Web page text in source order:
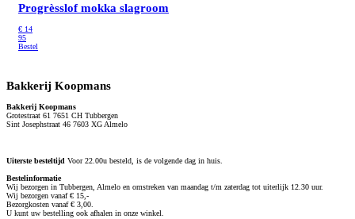
Progrèsslof mokka slagroom
€ 14
95
Bestel
Bakkerij Koopmans
Bakkerij Koopmans
Grotestraat 61 7651 CH Tubbergen
Sint Josephstraat 46 7603 XG Almelo
Uiterste besteltijd Voor 22.00u besteld, is de volgende dag in huis.
Bestelinformatie
Wij bezorgen in Tubbergen, Almelo en omstreken van maandag t/m zaterdag tot uiterlijk 12.30 uur.
Wij bezorgen vanaf € 15,-
Bezorgkosten vanaf € 3,00.
U kunt uw bestelling ook afhalen in onze winkel.